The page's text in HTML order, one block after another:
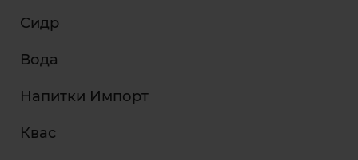
Сидр
Вода
Напитки Импорт
Квас